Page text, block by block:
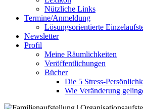
Nützliche Links
Termine/Anmeldung
Lösungsorientierte
Newsletter
Profil
Meine Räumlichkeiten
Veröffentlichungen
Bücher
Die 5 Stress-
Wie Veränderung